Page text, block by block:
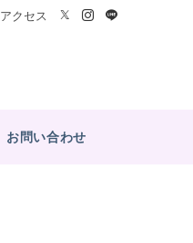
アクセス
お問い合わせ